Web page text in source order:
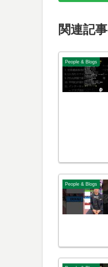
関連記事
People & Blogs
People & Blogs